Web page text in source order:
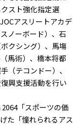
スト強化指定選
アスリートアカデ
ノーボード）、石
クシング）、馬塲
馬術）、橋本将都
（テコンドー）、
興支援活動を行い
「スポーツの価
た「憧れられるアス